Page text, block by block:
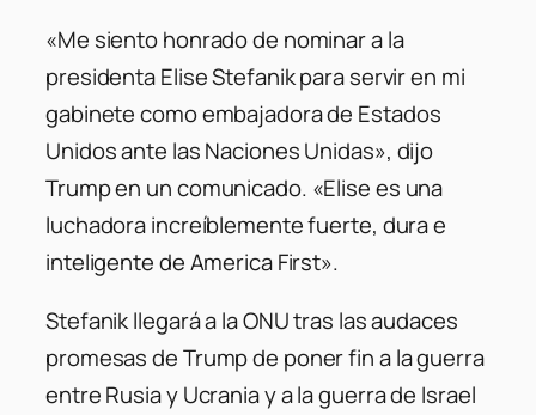
«Me siento honrado de nominar a la
presidenta Elise Stefanik para servir en mi
gabinete como embajadora de Estados
Unidos ante las Naciones Unidas», dijo
Trump en un comunicado. «Elise es una
luchadora increíblemente fuerte, dura e
inteligente de America First».
Stefanik llegará a la ONU tras las audaces
promesas de Trump de poner fin a la guerra
entre Rusia y Ucrania y a la guerra de Israel